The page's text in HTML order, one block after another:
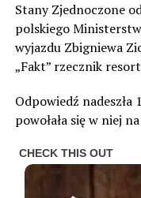
Stany Zjednoczone
polskiego
wyjazdu Zbigniewa
„Fakt” rzecznik
Odpowiedź
powołała się w niej